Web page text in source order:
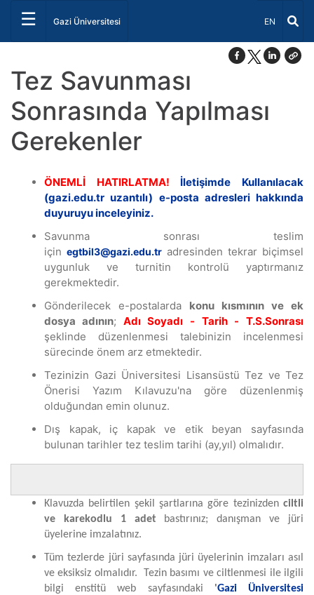
☰ Gazi Üniversitesi Dil Seçiniz
EN
Tez Savunması
Sonrasında Yapılması
Gerekenler
ÖNEMLİ HATIRLATMA! İletişimde Kullanılacak
(gazi.edu.tr uzantılı) e-posta adresleri hakkında
duyuruyu inceleyiniz.
Savunma sonrası teslim
için egtbil3@gazi.edu.tr adresinden tekrar biçimsel
uygunluk ve turnitin kontrolü yaptırmanız
gerekmektedir.
Gönderilecek e-postalarda konu kısmının ve ek
dosya adının;Adı Soyadı - Tarih - T.S.Sonrası
şeklinde düzenlenmesi talebinizin incelenmesi
sürecinde önem arz etmektedir.
Tezinizin Gazi Üniversitesi Lisansüstü Tez ve Tez
Önerisi Yazım Kılavuzu'na göre düzenlenmiş
olduğundan emin olunuz.
Dış kapak, iç kapak ve etik beyan sayfasında
bulunan tarihler tez teslim tarihi (ay,yıl) olmalıdır.
Klavuzda belirtilen şekil şartlarına göre tezinizden ciltli
ve
karekodlu 1 adet bastırınız; danışman ve jüri
üyelerine imzalatınız.
Tüm tezlerde jüri sayfasında jüri üyelerinin imzaları asıl
ve eksiksiz olmalıdır. Tezin basımı ve ciltlenmesi ile ilgili
bilgi enstitü web sayfasındaki 'GaziÜniversitesi